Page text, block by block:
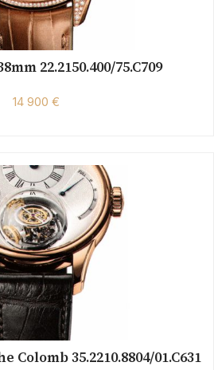
22.2150.400/75.C709
14 900 €
35.2210.8804/01.C631